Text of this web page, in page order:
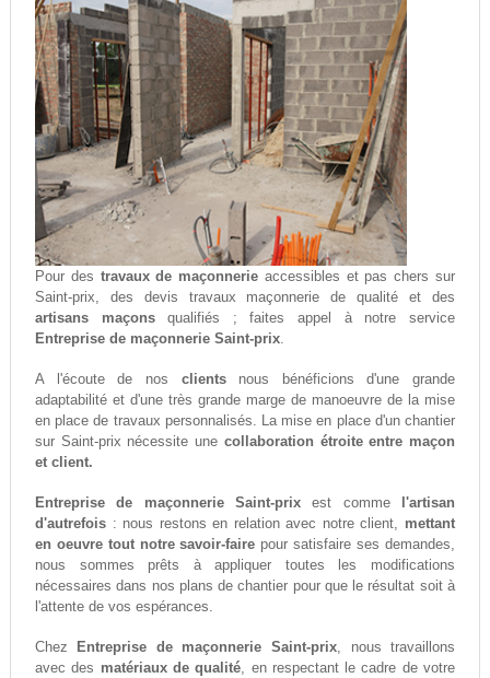
Pour des travaux de maçonnerie accessibles et pas chers sur
Saint-prix, des devis travaux maçonnerie de qualité et des
artisans maçonsqualifiés ; faites appel à notre service
Entreprise de maçonnerie Saint-prix.
A l'écoute de nos clientsnous bénéficions d'une grande
adaptabilité et d'une très grande marge de manoeuvre de la mise
en place de travaux personnalisés. La mise en place d'un chantier
sur Saint-prix nécessite une collaboration étroite entre maçon
et client.
Entreprise de maçonnerie Saint-prix est comme
l'artisan
d'autrefois: nous restons en relation avec notre client, mettant
en oeuvre tout notre savoir-faire pour satisfaire ses demandes,
nous sommes prêts à appliquer toutes les modifications
nécessaires dans nos plans de chantier pour que le résultat soit à
l'attente de vos espérances.
Chez Entreprise de maçonnerie Saint-prix, nous travaillons
avec des matériaux de qualité, en respectant le cadre de votre